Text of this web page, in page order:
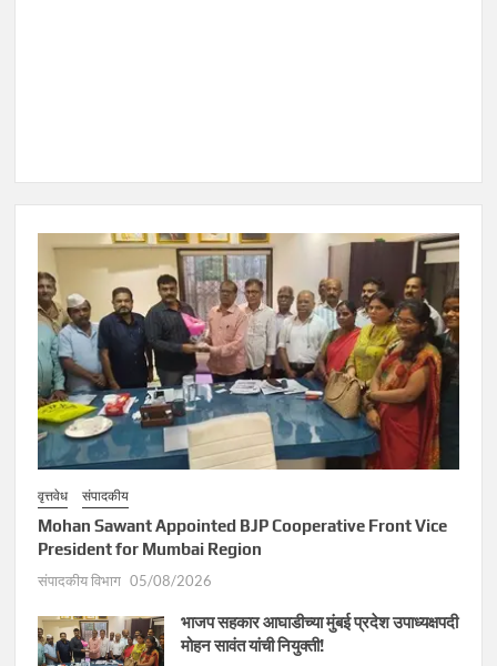
वृत्तवेध संपादकीय
Mohan Sawant Appointed BJP Cooperative Front Vice
President for Mumbai Region
संपादकीय विभाग 05/08/2026
भाजप सहकार आघाडीच्या मुंबई प्रदेश उपाध्यक्षपदी
मोहन सावंत यांची नियुक्ती!